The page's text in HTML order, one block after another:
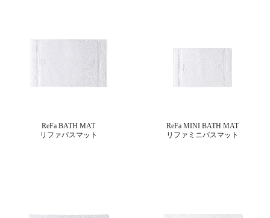
ReFa BATH MAT
リファバスマット
ReFa MINI BATH MAT
リファミニバスマット